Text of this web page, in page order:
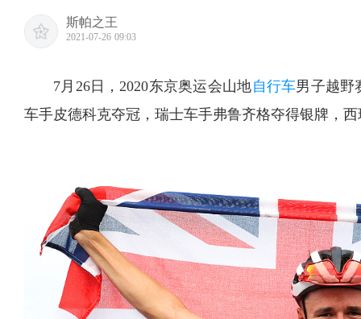
斯帕之王
2021-07-26 09:03
7月26日，2020东京奥运会山地自行车男子越野
车手皮德科克夺冠，瑞士车手弗鲁齐格夺得银牌，